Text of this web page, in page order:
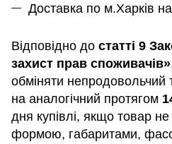
Доставка по м.Харків на
Відповідно до статті 9
захист прав споживачів»
обміняти непродовольчий
на аналогічний протягом
дня купівлі, якщо товар
формою, габаритами,